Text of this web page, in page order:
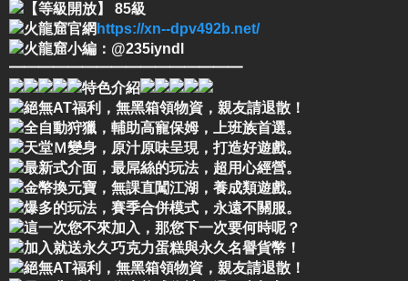
【等級開放】 85級
火龍窟官網 https://xn--dpv492b.net/
火龍窟小編：@235iyndl
━━━━━━━━━━━━━━━━
特色介紹
絕無AT福利，無黑箱領物資，親友請退散！
全自動狩獵，輔助高寵保姆，上班族首選。
天堂Ｍ變身，原汁原味呈現，打造好遊戲。
最新式介面，最屌絲的玩法，超用心經營。
金幣換元寶，無課直闖江湖，養成類遊戲。
爆多的玩法，賽季合併模式，永遠不關服。
這一次您不來加入，那您下一次要何時呢？
加入就送永久巧克力蛋糕與永久名譽貨幣！
絕無AT福利，無黑箱領物資，親友請退散！